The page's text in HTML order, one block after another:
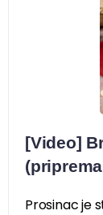
[Video]
Prosinac je